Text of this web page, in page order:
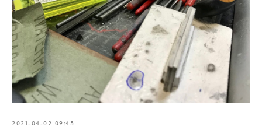
2021-04-02 09:45